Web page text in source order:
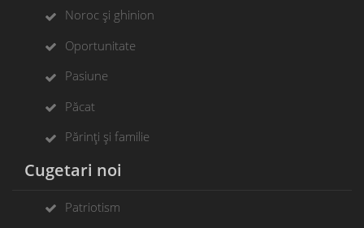
Noroc și ghinion
Oportunitate
Pasiune
Păcat
Părinți și familie
Cugetari noi
Patriotism